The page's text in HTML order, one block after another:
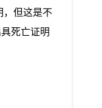
，但这是不
死亡证明